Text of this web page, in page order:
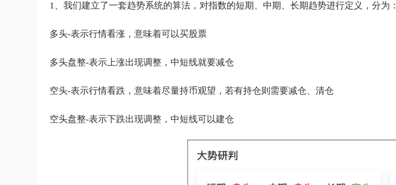
1、我们建立了一套趋势系统的算法，对指数的短期、中期、长期趋势进行定义，分为：
多头-表示行情看涨，意味着可以买股票
多头盘整-表示上涨出现调整，中短线就要减仓
空头-表示行情看跌，意味着尽量持币观望，若有持仓则需要减仓、清仓
空头盘整-表示下跌出现调整，中短线可以建仓